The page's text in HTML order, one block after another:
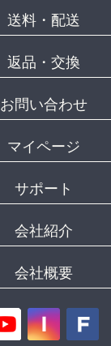
送料・配送
返品・交換
お問い合わせ
マイページ
サポート
会社紹介
会社概要